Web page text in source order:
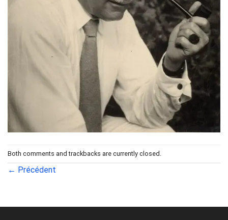
Both comments and trackbacks are currently closed.
← Précédent